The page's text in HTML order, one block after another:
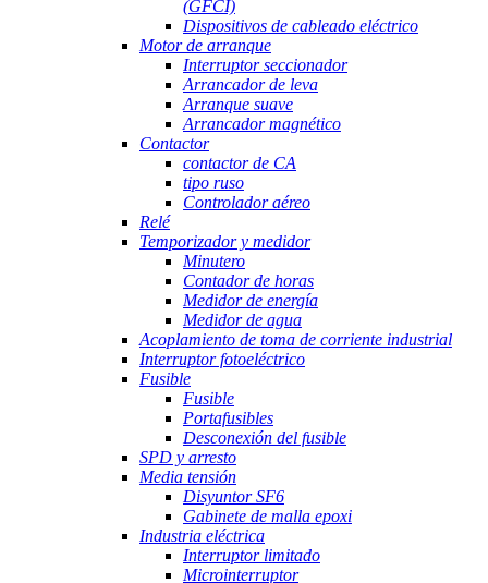
(GFCI)
Dispositivos de cableado eléctrico
Motor de arranque
Interruptor seccionador
Arrancador de leva
Arranque suave
Arrancador magnético
Contactor
contactor de CA
tipo ruso
Controlador aéreo
Relé
Temporizador y medidor
Minutero
Contador de horas
Medidor de energía
Medidor de agua
Acoplamiento de toma de corriente industrial
Interruptor fotoeléctrico
Fusible
Fusible
Portafusibles
Desconexión del fusible
SPD y arresto
Media tensión
Disyuntor SF6
Gabinete de malla epoxi
Industria eléctrica
Interruptor limitado
Microinterruptor